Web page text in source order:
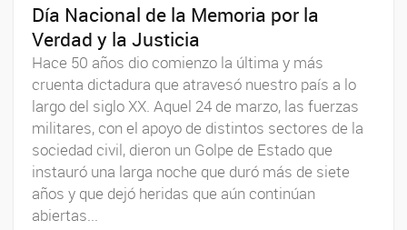
Día Nacional de la Memoria por la
Verdad y la Justicia
Hace 50 años dio comienzo la última y más
cruenta dictadura que atravesó nuestro país a lo
largo del siglo XX. Aquel 24 de marzo, las fuerzas
militares, con el apoyo de distintos sectores de la
sociedad civil, dieron un Golpe de Estado que
instauró una larga noche que duró más de siete
años y que dejó heridas que aún continúan
abiertas...